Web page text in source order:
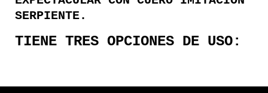
SERPIENTE.
TIENE TRES OPCIONES DE USO: